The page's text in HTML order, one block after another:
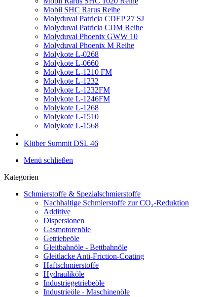
Mobil SHC Rarus Reihe
Molyduval Patricia CDEP 27 SJ
Molyduval Patricia CDM Reihe
Molyduval Phoenix GWW 10
Molyduval Phoenix M Reihe
Molykote L-0268
Molykote L-0660
Molykote L-1210 FM
Molykote L-1232
Molykote L-1232FM
Molykote L-1246FM
Molykote L-1268
Molykote L-1510
Molykote L-1568
Klüber Summit DSL 46
Menü schließen
Kategorien
Schmierstoffe & Spezialschmierstoffe
Nachhaltige Schmierstoffe zur CO₂-Reduktion
Additive
Dispersionen
Gasmotorenöle
Getriebeöle
Gleitbahnöle - Bettbahnöle
Gleitlacke Anti-Friction-Coating
Haftschmierstoffe
Hydrauliköle
Industriegetriebeöle
Industrieöle - Maschinenöle